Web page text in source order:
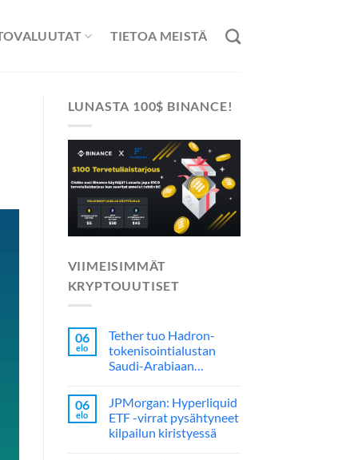
TIETOA MEISTÄ
LUNASTA 100$ BINANCE!
VIIMEISIMMÄT
KRYPTOUUTISET
06
elo
Tether tuo Hadron-
tokenisointialustan
Saudi-Arabiaan…
06
elo
JPMorgan: Hyperliquid
ETF -virrat pysähtyneet
kilpailun kiristyessä